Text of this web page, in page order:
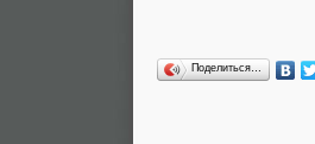
Поделиться…